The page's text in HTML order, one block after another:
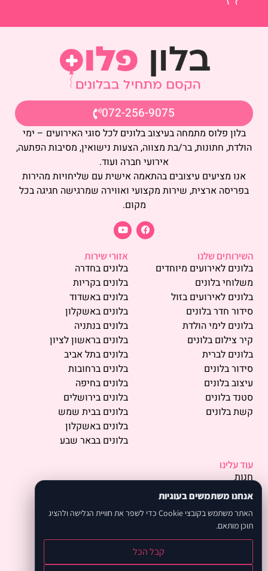
072-256-9075
בלון פלוס מתמחה בעיצוב בלונים לכל סוגי האירועים – ימי
הולדת, חתונות, בר/בת מצווה, הצעות נישואין, מסיבות הפתעה,
אירועי חברה ועוד.
אנו מציעים עיצובים בהתאמה אישית עם שליחויות מהירות
בפריסה ארצית, שירות מקצועי ואווירה שמרגישה חגיגה בכל
מקום.
השירותים שלנו
בלונים לאירועים מיוחדים
משלוחי בלונים
בלונים לאירועים בזול
סידור חדר בלונים
בלונים לימי הולדת
קיר צילום בלונים
בלונים לברית
סידור בלונים
עיצוב בלונים
סטנד בלונים
קשת בלונים
אזורי שירות
בלונים בחדרה
בלונים בקריות
בלונים באשדוד
בלונים באשקלון
בלונים בנתניה
בלונים בראשון לציון
בלונים בתל אביב
בלונים ברחובות
בלונים בחיפה
בלונים בירושלים
בלונים בבית שמש
בלונים באשקלון
בלונים בבאר שבע
עוד עלינו
חנות
פרסמו אצלנו
אודות
המלצות
קיפולי בלונים
אנחנו משתמשים בעוגיות
האתר משתמש בקובצי Cookie כדי לשפר את חוויית הגלישה ולהציג
תוכן מותאם.
קבל הכל